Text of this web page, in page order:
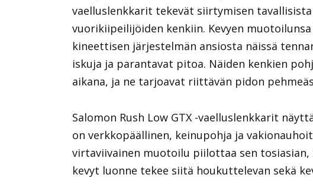
vaelluslenkkarit tekevät siirtymisen
vuorikiipeilijöiden kenkiin. Kevyen
kineettisen järjestelmän ansiosta näissä
iskuja ja parantavat pitoa. Näiden kenkien
aikana, ja ne tarjoavat riittävän pidon
Salomon Rush Low GTX -vaelluslenkkarit
on verkkopäällinen, keinupohja ja
virtaviivainen muotoilu piilottaa sen tosiasian,
kevyt luonne tekee siitä houkuttelevan sekä